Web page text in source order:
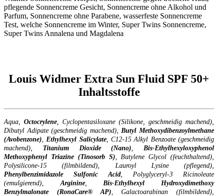
Louis Widmer Extra Sun Fluid SPF 50+
Inhaltsstoffe
Aqua, Octocrylene , Cyclopentasiloxane (Silikone, geschmeidig machend),
Dibutyl Adipate (geschmeidig machend), Butyl Methoxydibenzoylmethane
(Avobenzone)
Ethylhexyl Salicylate, C12-15 Alkyl Benzoate (geschmeidig
machend), Titanium Dioxide (Nano)
Bis-Ethylhexyloxyphenol
Methoxyphenyl Triazine (Tinosorb S) , Butylene Glycol (feuchthaltend),
Polysilicone-15 (filmbildend), Lauroyl Lysine (pflegend),
Phenylbenzimidazole Sulfonic Acid, Polyglyceryl-3 Ricinoleate
(emulgierend), Arginine, Bis-Ethylhexyl Hydroxydimethoxy
Benzylmalonate (RonaCare® AP) , Galactoarabinan (filmbildend),